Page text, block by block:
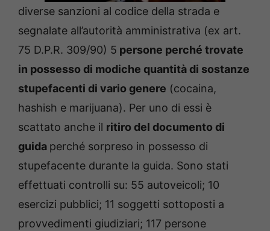
diverse sanzioni al codice della strada e
segnalate all’autorità amministrativa (ex art.
75 D.P.R. 309/90) 5 persone perché trovate
in possesso di modiche quantità di sostanze
stupefacenti di vario genere (cocaina,
hashish e marijuana). Per uno di essi è
scattato anche il ritiro del documento di
guida perché sorpreso in possesso di
stupefacente durante la guida. Sono stati
effettuati controlli su: 55 autoveicoli; 10
esercizi pubblici; 11 soggetti sottoposti a
provvedimenti giudiziari; 117 persone